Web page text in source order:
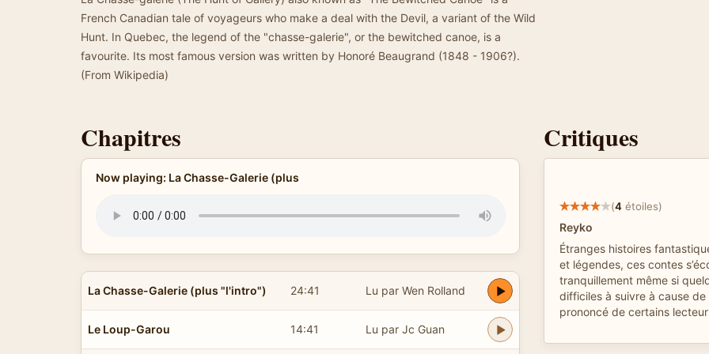
French Canadian tale of voyageurs who make a deal with the Devil, a variant of the Wild
Hunt. In Quebec, the legend of the "chasse-galerie", or the bewitched canoe, is a
favourite. Its most famous version was written by Honoré Beaugrand (1848 - 1906?).
(From Wikipedia)
Chapitres
Now playing: La Chasse-Galerie (plus
La Chasse-Galerie (plus "l'intro") 24:41 Lu par Wen Rolland
Le Loup-Garou 14:41 Lu par Jc Guan
Critiques
(4 étoiles)
Reyko
Étranges histoires
et légendes, ces contes
tranquillement même si
difficiles à suivre à cause de
prononcé de certains